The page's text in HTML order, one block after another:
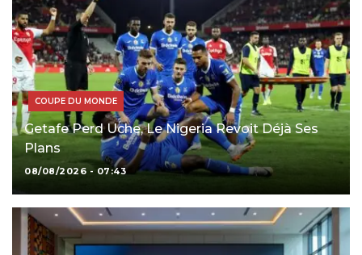
COUPE DU MONDE
Getafe Perd Uche, Le Nigeria Revoit Déjà Ses
Plans
08/08/2026 - 07:43